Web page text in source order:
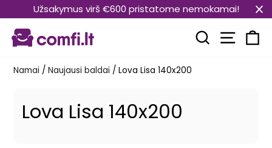
prie
turinio
Užsakymus virš €600 pristatome nemokamai!
Paieška
Namai / Naujausi baldai / Lova Lisa 140x200
Lova Lisa 140x200